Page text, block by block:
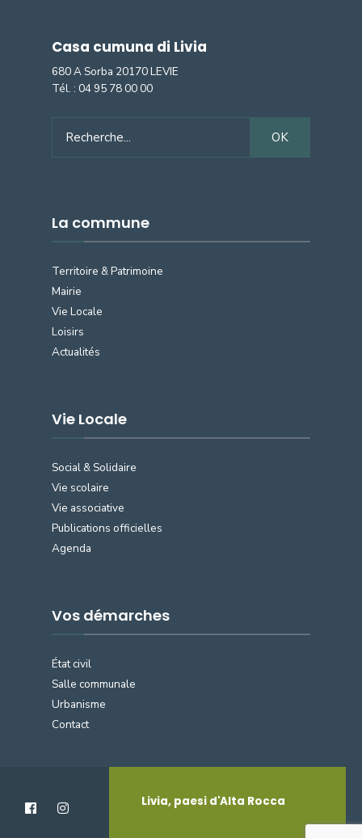
Casa cumuna di Livia
680 A Sorba 20170 LEVIE
Tél. : 04 95 78 00 00
for:
OK
La commune
Territoire & Patrimoine
Mairie
Vie Locale
Loisirs
Actualités
Vie Locale
Social & Solidaire
Vie scolaire
Vie associative
Publications officielles
Agenda
Vos démarches
État civil
Salle communale
Urbanisme
Contact
Livia, paesi d'Alta Rocca